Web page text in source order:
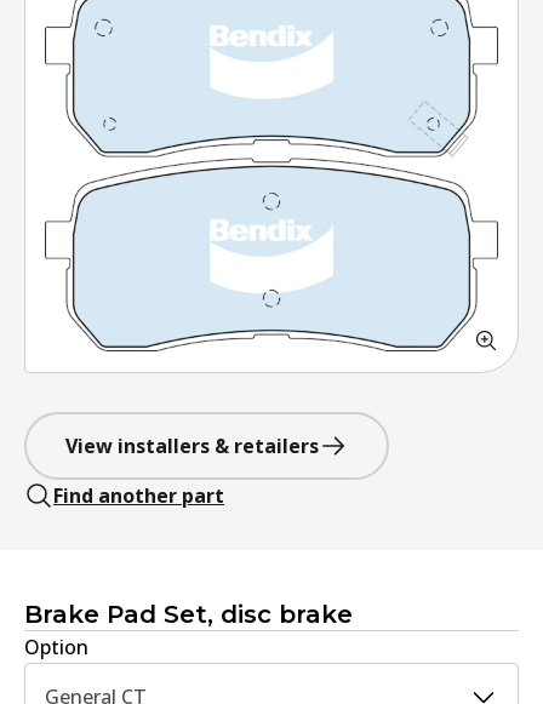
View installers & retailers
Find another part
Brake Pad Set, disc brake
Option
General CT